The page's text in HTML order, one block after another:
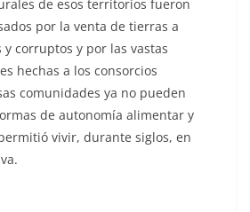
de esos territorios fueron
por la venta de tierras a
corruptos y por las vastas
hechas a los consorcios
comunidades ya no pueden
de autonomía alimentar y
vivir, durante siglos, en